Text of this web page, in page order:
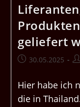
geliefert
Beitrag30.05.2025
Hier habe ich
die in